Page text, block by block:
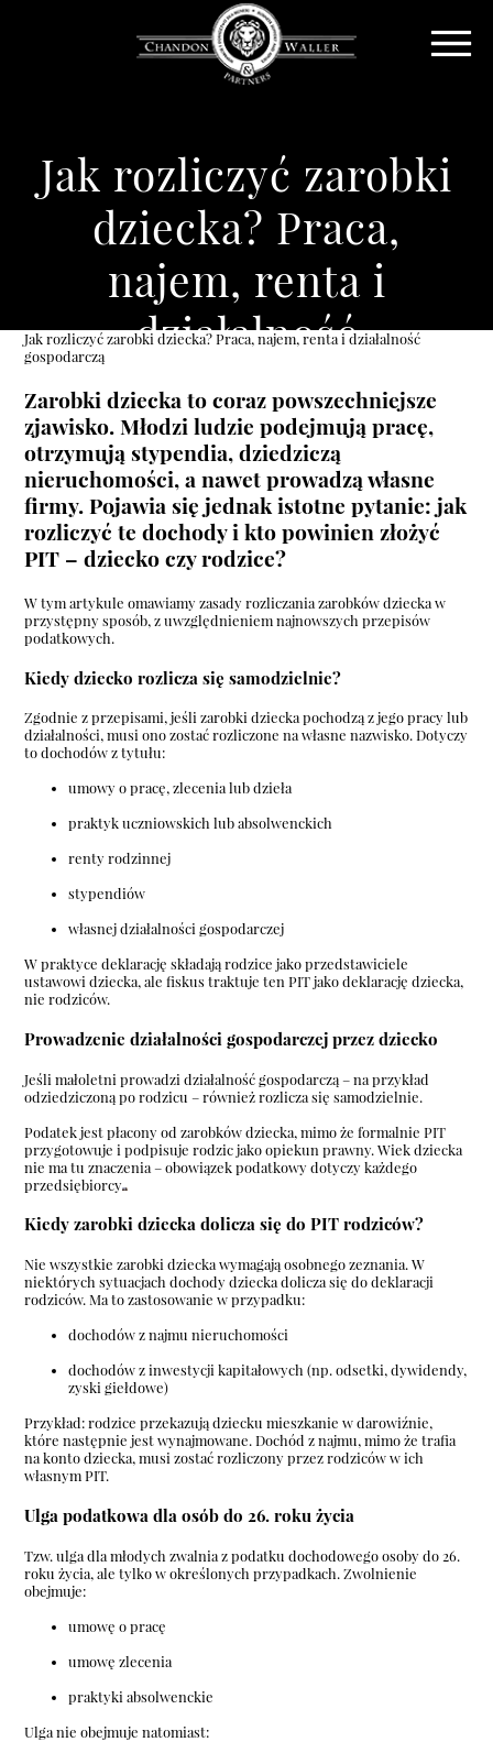
Jak rozliczyć zarobki
dziecka? Praca,
najem, renta i
działalność
gospodarczą
Jak rozliczyć zarobki dziecka? Praca, najem, renta i działalność
gospodarczą
Zarobki dziecka to coraz powszechniejsze
zjawisko. Młodzi ludzie podejmują pracę,
otrzymują stypendia, dziedziczą
nieruchomości, a nawet prowadzą własne
firmy. Pojawia się jednak istotne pytanie: jak
rozliczyć te dochody i kto powinien złożyć
PIT – dziecko czy rodzice?
W tym artykule omawiamy zasady rozliczania zarobków dziecka w
przystępny sposób, z uwzględnieniem najnowszych przepisów
podatkowych.
Kiedy dziecko rozlicza się samodzielnie?
Zgodnie z przepisami, jeśli zarobki dziecka pochodzą z jego pracy lub
działalności, musi ono zostać rozliczone na własne nazwisko. Dotyczy
to dochodów z tytułu:
umowy o pracę, zlecenia lub dzieła
praktyk uczniowskich lub absolwenckich
renty rodzinnej
stypendiów
własnej działalności gospodarczej
W praktyce deklarację składają rodzice jako przedstawiciele
ustawowi dziecka, ale fiskus traktuje ten PIT jako deklarację dziecka,
nie rodziców.
Prowadzenie działalności gospodarczej przez dziecko
Jeśli małoletni prowadzi działalność gospodarczą – na przykład
odziedziczoną po rodzicu – również rozlicza się samodzielnie.
Podatek jest płacony od zarobków dziecka, mimo że formalnie PIT
przygotowuje i podpisuje rodzic jako opiekun prawny. Wiek dziecka
nie ma tu znaczenia – obowiązek podatkowy dotyczy każdego
przedsiębiorcy
Kiedy zarobki dziecka dolicza się do PIT rodziców?
Nie wszystkie zarobki dziecka wymagają osobnego zeznania. W
niektórych sytuacjach dochody dziecka dolicza się do deklaracji
rodziców. Ma to zastosowanie w przypadku:
dochodów z najmu nieruchomości
dochodów z inwestycji kapitałowych (np. odsetki, dywidendy,
zyski giełdowe)
Przykład: rodzice przekazują dziecku mieszkanie w darowiźnie,
które następnie jest wynajmowane. Dochód z najmu, mimo że trafia
na konto dziecka, musi zostać rozliczony przez rodziców w ich
własnym PIT.
Ulga podatkowa dla osób do 26. roku życia
Tzw. ulga dla młodych zwalnia z podatku dochodowego osoby do 26.
roku życia, ale tylko w określonych przypadkach. Zwolnienie
obejmuje:
umowę o pracę
umowę zlecenia
praktyki absolwenckie
Ulga nie obejmuje natomiast: